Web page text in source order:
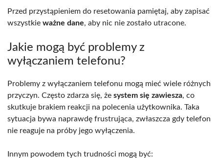
Przed przystąpieniem do resetowania pamiętaj, aby zapisać
wszystkie ważne dane, aby nic nie zostało utracone.
Jakie mogą być problemy z
wyłączaniem telefonu?
Problemy z wyłączaniem telefonu mogą mieć wiele różnych
przyczyn. Często zdarza się, że system się zawiesza, co
skutkuje brakiem reakcji na polecenia użytkownika. Taka
sytuacja bywa naprawdę frustrująca, zwłaszcza gdy telefon
nie reaguje na próby jego wyłączenia.
Innym powodem tych trudności mogą być: